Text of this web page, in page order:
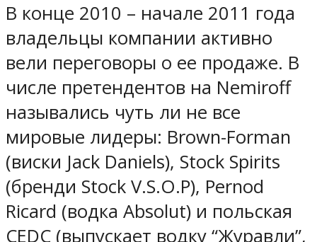
В конце 2010 – начале 2011 года
владельцы компании активно
вели переговоры о ее продаже. В
числе претендентов на Nemiroff
назывались чуть ли не все
мировые лидеры: Brown-Forman
(виски Jack Daniels), Stock Spirits
(бренди Stock V.S.O.P), Pernod
Ricard (водка Absolut) и польская
CEDC (выпускает водку “Журавли”,